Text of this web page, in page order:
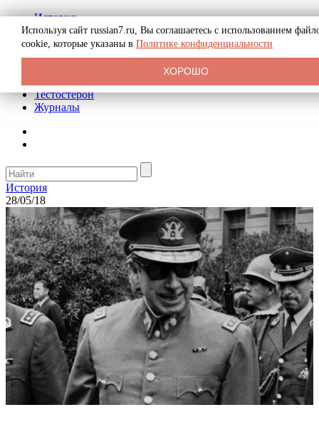
История
Биография
Криминал
Реклама на сайте
Тестостерон
Журналы
История
28/05/18
Используя сайт russian7.ru, Вы соглашаетесь с использованием
cookie, которые указаны в Политике конфиденциальности
ХОРОШО